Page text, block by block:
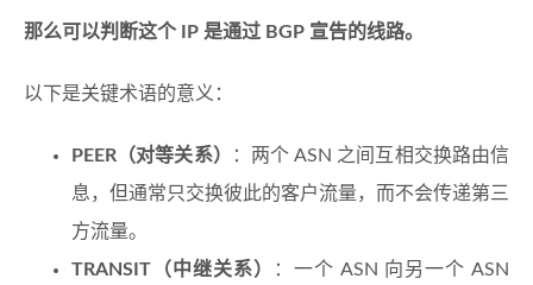
那么可以判断这个 IP 是通过 BGP 宣告的线路。
以下是关键术语的意义：
PEER（对等关系）
：两个 ASN 之间互相交换路由信
息，但通常只交换彼此的客户流量，而不会传递第三
方流量。
TRANSIT（中继关系）
：一个 ASN 向另一个 ASN